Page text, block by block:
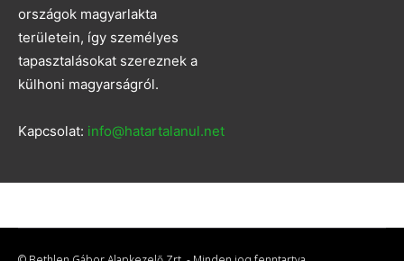
országok magyarlakta
területein, így személyes
tapasztalásokat szereznek a
külhoni magyarságról.
Kapcsolat: info@hatartalanul.net